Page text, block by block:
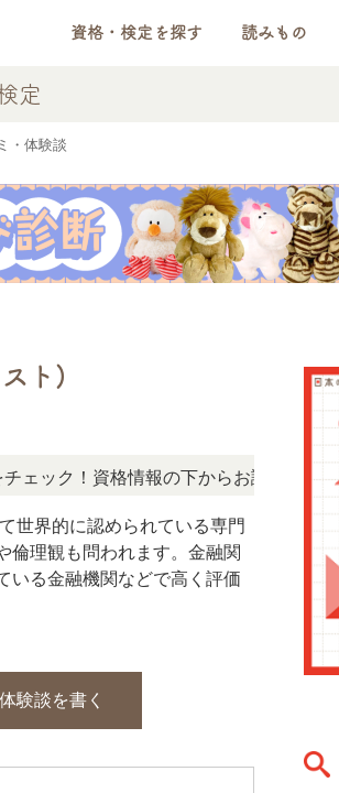
資格・検定を探す 読みもの
定
・体験談
ト)
資格情報の下からお読みいただけます。
世界的に認められている専門
倫理観も問われます。金融関
いる金融機関などで高く評価
験談を書く